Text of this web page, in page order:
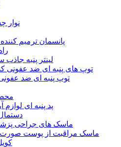
نوار
پانسمان ترمیم
لینتر پنبه
توپ های پنبه ای ضد عفونی
توپ پنبه ای ضد
پد پنبه ای
ماسک های جراحی
ماسک مراقبت از پوست